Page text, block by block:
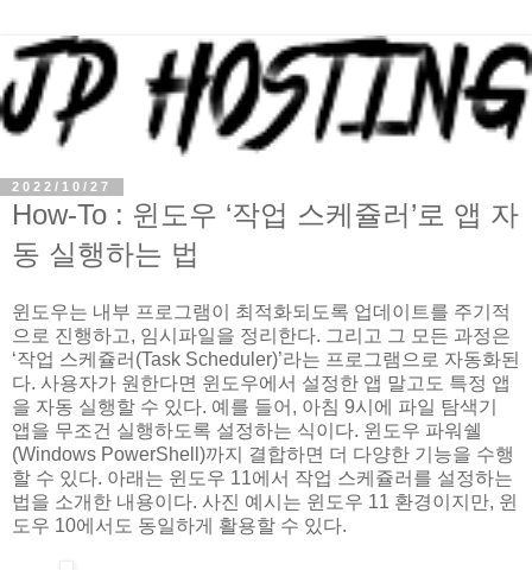
2022/10/27
How-To : 윈도우 ‘작업 스케쥴러’로 앱 자
동 실행하는 법
윈도우는 내부 프로그램이 최적화되도록 업데이트를 주기적
으로 진행하고, 임시파일을 정리한다. 그리고 그 모든 과정은
‘작업 스케쥴러(Task Scheduler)’라는 프로그램으로 자동화된
다. 사용자가 원한다면 윈도우에서 설정한 앱 말고도 특정 앱
을 자동 실행할 수 있다. 예를 들어, 아침 9시에 파일 탐색기
앱을 무조건 실행하도록 설정하는 식이다. 윈도우 파워쉘
(Windows PowerShell)까지 결합하면 더 다양한 기능을 수행
할 수 있다. 아래는 윈도우 11에서 작업 스케쥴러를 설정하는
법을 소개한 내용이다. 사진 예시는 윈도우 11 환경이지만, 윈
도우 10에서도 동일하게 활용할 수 있다.